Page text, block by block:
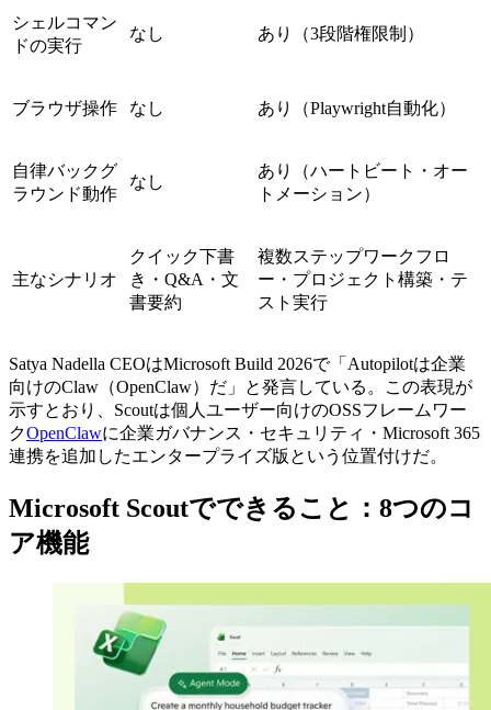
シェルコマン
ドの実行
なし あり（3段階権限制）
ブラウザ操作 なし あり（Playwright自動化）
自律バックグ
ラウンド動作
なし
あり（ハートビート・オー
トメーション）
主なシナリオ
クイック下書
き・Q&A・文
書要約
複数ステップワークフロ
ー・プロジェクト構築・テ
スト実行
Satya Nadella CEOはMicrosoft Build 2026で「Autopilotは企業
向けのClaw（OpenClaw）だ」と発言している。この表現が
示すとおり、Scoutは個人ユーザー向けのOSSフレームワー
クOpenClawに企業ガバナンス・セキュリティ・Microsoft 365
連携を追加したエンタープライズ版という位置付けだ。
Microsoft Scoutでできること：8つのコ
ア機能